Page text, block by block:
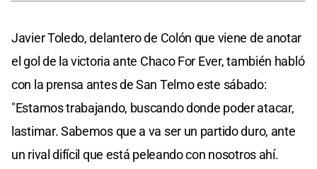
Javier Toledo, delantero de Colón que viene de anotar
el gol de la victoria ante Chaco For Ever, también habló
con la prensa antes de San Telmo este sábado:
"Estamos trabajando, buscando donde poder atacar,
lastimar. Sabemos que a va ser un partido duro, ante
un rival difícil que está peleando con nosotros ahí.